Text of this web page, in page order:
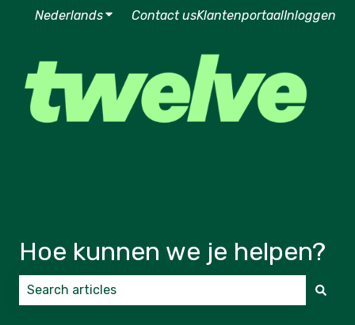
NederlandsSubmenu tonen voor vertalingen
Contact usKlantenportaalInloggen
Hoe kunnen we je helpen?